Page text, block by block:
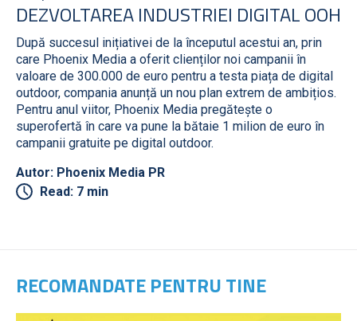
DEZVOLTAREA INDUSTRIEI DIGITAL OOH
După succesul inițiativei de la începutul acestui an, prin
care Phoenix Media a oferit clienților noi campanii în
valoare de 300.000 de euro pentru a testa piața de digital
outdoor, compania anunță un nou plan extrem de ambițios.
Pentru anul viitor, Phoenix Media pregătește o
superofertă în care va pune la bătaie 1 milion de euro în
campanii gratuite pe digital outdoor.
Autor: Phoenix Media PR
Read: 7 min
RECOMANDATE PENTRU TINE